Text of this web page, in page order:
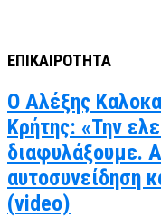
ΕΠΙΚΑΙΡΟΤΗΤΑ
Ο Αλέξης
Κρήτης: «Την
διαφυλάξουμε.
αυτοσυνείδηση
(video)